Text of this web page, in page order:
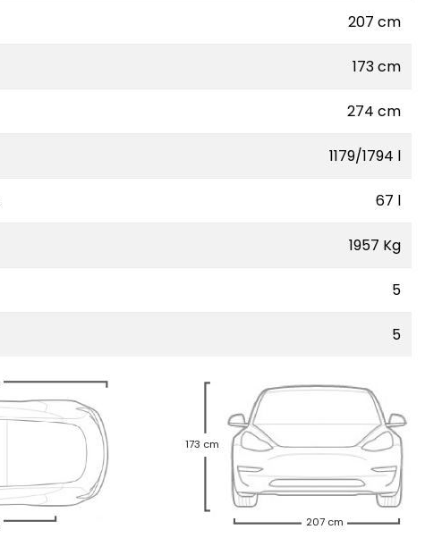
207 cm
173 cm
274 cm
1179/1794 l
67 l
1957 Kg
5
5
173 cm
207 cm